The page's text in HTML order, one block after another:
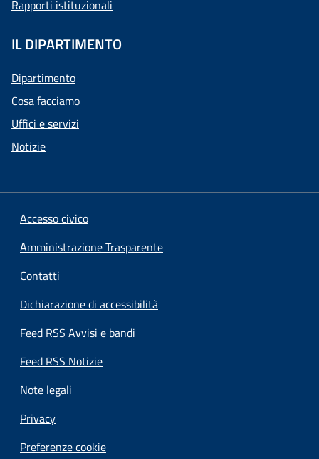
Rapporti istituzionali
IL DIPARTIMENTO
Dipartimento
Cosa facciamo
Uffici e servizi
Notizie
Accesso civico
Amministrazione Trasparente
Contatti
Dichiarazione di accessibilità
Feed RSS Avvisi e bandi
Feed RSS Notizie
Note legali
Privacy
Preferenze cookie